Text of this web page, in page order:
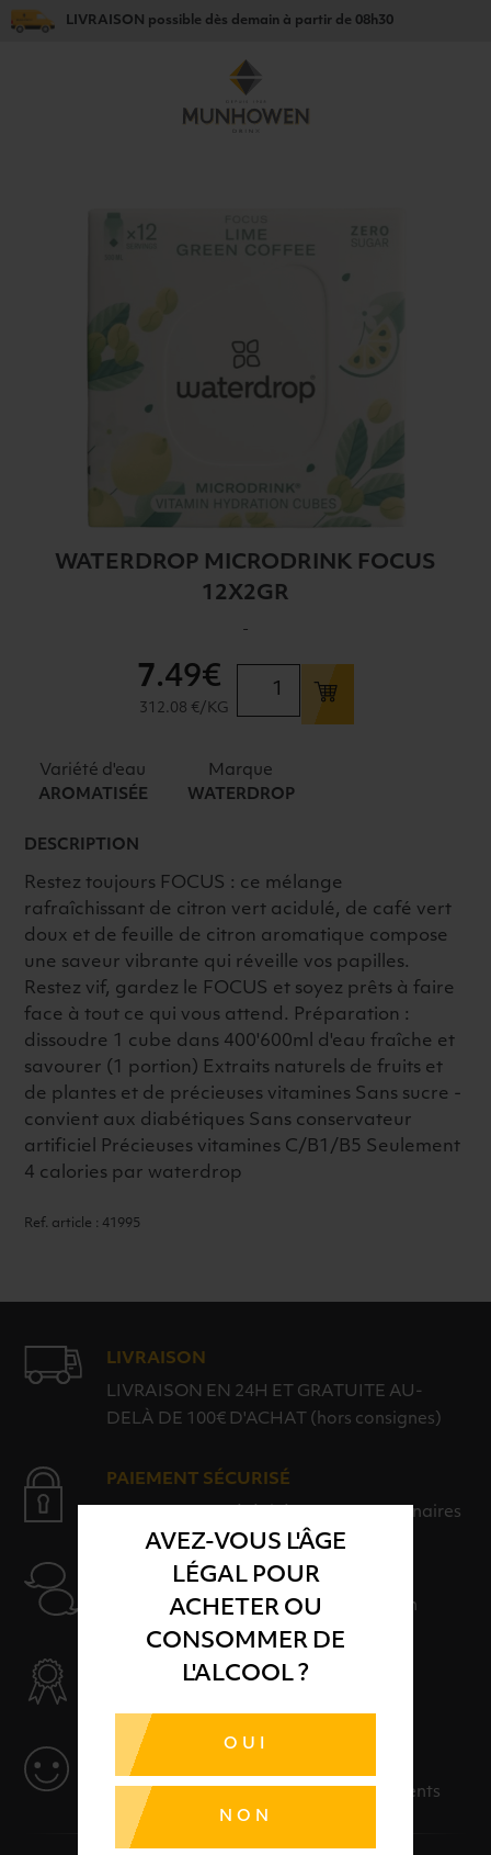
AVEZ-VOUS L'ÂGE
LÉGAL POUR
ACHETER OU
CONSOMMER DE
L'ALCOOL ?
OUI
NON
LIVRAISON possible dès demain à partir de 08h30
WATERDROP MICRODRINK FOCUS
12X2GR
-
WATERDROP
FOCUS
7.49€
312.08 €/KG
Variété d'eau
AROMATISÉE
Marque
WATERDROP
DESCRIPTION
Restez toujours FOCUS : ce mélange
rafraîchissant de citron vert acidulé, de café vert
doux et de feuille de citron aromatique compose
une saveur vibrante qui réveille vos papilles.
Restez vif, gardez le FOCUS et soyez prêts à faire
face à tout ce qui vous attend. Préparation :
dissoudre 1 cube dans 400'600ml d'eau fraîche et
savourer (1 portion) Extraits naturels de fruits et
de plantes et de précieuses vitamines Sans sucre -
convient aux diabétiques Sans conservateur
artificiel Précieuses vitamines C/B1/B5 Seulement
4 calories par waterdrop
Ref. article : 41995
LIVRAISON
LIVRAISON EN 24H ET GRATUITE AU-
DELÀ DE 100€ D'ACHAT (hors consignes)
PAIEMENT SÉCURISÉ
Payer en toute sérénité avec nos partenaires
Nos conseillers sont à votre disposition
SÉLECTION & QUALITÉ
SERVICE
Des solutions adaptées à vos événements